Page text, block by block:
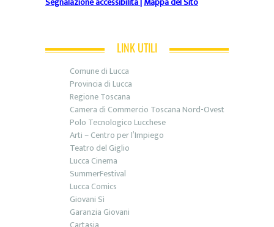
LINK UTILI
Comune di Lucca
Provincia di Lucca
Regione Toscana
Camera di Commercio Toscana Nord-Ovest
Polo Tecnologico Lucchese
Arti – Centro per l’Impiego
Teatro del Giglio
Lucca Cinema
SummerFestival
Lucca Comics
Giovani Sì
Garanzia Giovani